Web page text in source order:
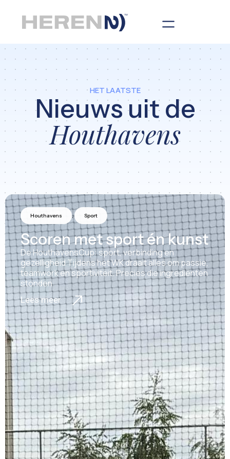
HET LAATSTE
Nieuws uit de
Houthavens
Houthavens , Sport
Scoren met sport én kunst
De HouthavensCup: sport, verbinding en
gezelligheid Tijdens het WK draait alles om passie,
teamwork en sportiviteit. Precies die ingrediënten
stonden
Lees meer